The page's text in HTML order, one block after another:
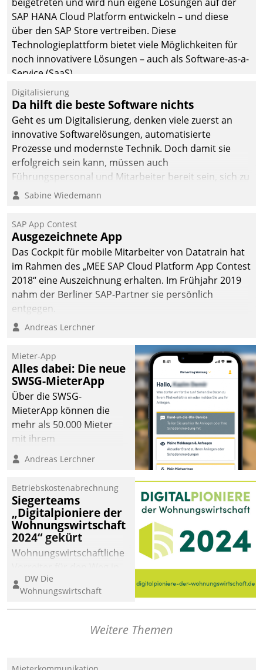
man auf
Cloudtechnologie,
bewährte und Startup-
Partner sowie erstmals
agile Projektmethoden.
SAP HANA Cloud Platform entwickeln – und diese
über den SAP Store vertreiben. Diese
Technologieplattform bietet viele Möglichkeiten für
noch innovativere Lösungen – auch als Software-as-a-
Service (SaaS).
Digitalisierung
Da hilft die beste Software nichts
Geht es um Digitalisierung, denken viele zuerst an
innovative Softwarelösungen, automatisierte
Prozesse und modernste Technik. Doch damit sie
erfolgreich sein kann, müssen auch
Führungspersonal und Mitarbeiter bereit sein, sich zu
verändern und anzupassen, sonst werden sie an ihr
Sabine Wiedemann
SAP App Contest
Ausgezeichnete App
Das Cockpit für mobile Mitarbeiter von Datatrain hat
im Rahmen des „MEE SAP Cloud Platform App Contest
2018“ eine Auszeichnung erhalten. Im Frühjahr 2019
nahm der Berliner SAP-Partner sie persönlich
entgegen.
Andreas Lerchner
Mieter-App
Alles dabei: Die neue
SWSG-MieterApp
Über die SWSG-
MieterApp können die
mehr als 50.000 Mieter
mit ihrem
Wohnungsunternehmen
kommunizieren, auf dem
einsehen und ändern
oder
Schadensmeldungen
abgeben – rund um die
Uhr.
Andreas Lerchner
Betriebskostenabrechnung
Siegerteams
„Digitalpioniere der
Wohnungswirtschaft
2024“ gekürt
Wohnungswirtschaftliche
eine digitale Zukunft zu
finden, ist das Ziel des
Awards „Digitalpioniere
Wohnungswirtschaft“.
dafür ein Team
DW Die
Wohnungswirtschaft
Weitere Themen